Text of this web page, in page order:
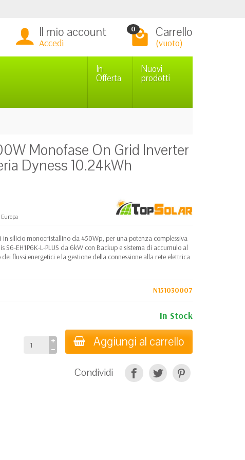
Il mio account
Accedi
0 Carrello
(vuoto)
In
Offerta
Nuovi
prodotti
Monofase On Grid Inverter
Dyness 10.24kWh
silicio monocristallino da 450Wp, per una potenza complessiva
EH1P6K-L-PLUS da 6kW con Backup e sistema di accumulo al
flussi energetici e la gestione della connessione alla rete elettrica
N151030007
In Stock
Aggiungi al carrello
Condividi